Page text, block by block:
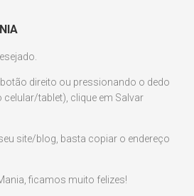
direito ou pressionando o dedo
celular/tablet), clique em Salvar
site/blog, basta copiar o endereço
ficamos muito felizes!